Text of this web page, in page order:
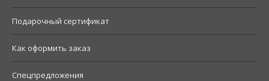
Подарочный сертификат
Как оформить заказ
Спецпредложения